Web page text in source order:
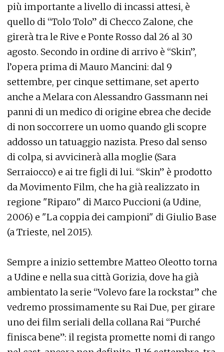
più importante a livello di incassi attesi, è
quello di “Tolo Tolo” di Checco Zalone, che
girerà tra le Rive e Ponte Rosso dal 26 al 30
agosto. Secondo in ordine di arrivo è “Skin”,
l’opera prima di Mauro Mancini: dal 9
settembre, per cinque settimane, set aperto
anche a Melara con Alessandro Gassmann nei
panni di un medico di origine ebrea che decide
di non soccorrere un uomo quando gli scopre
addosso un tatuaggio nazista. Preso dal senso
di colpa, si avvicinerà alla moglie (Sara
Serraiocco) e ai tre figli di lui. “Skin” è prodotto
da Movimento Film, che ha già realizzato in
regione "Riparo" di Marco Puccioni (a Udine,
2006) e "La coppia dei campioni" di Giulio Base
(a Trieste, nel 2015).
Sempre a inizio settembre Matteo Oleotto torna
a Udine e nella sua città Gorizia, dove ha già
ambientato la serie “Volevo fare la rockstar” che
vedremo prossimamente su Rai Due, per girare
uno dei film seriali della collana Rai “Purché
finisca bene”: il regista promette nomi di rango